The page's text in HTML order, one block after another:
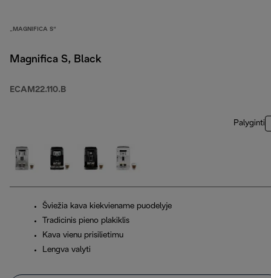
„MAGNIFICA S“
Magnifica S, Black
ECAM22.110.B
Palyginti
Šviežia kava kiekviename puodelyje
Tradicinis pieno plakiklis
Kava vienu prisilietimu
Lengva valyti